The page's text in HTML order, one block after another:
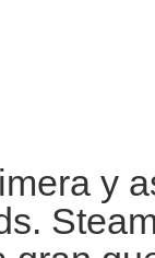
y